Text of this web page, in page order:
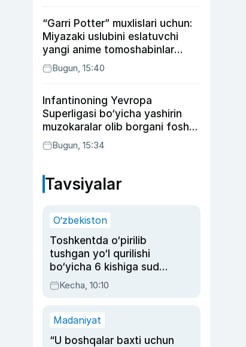
“Garri Potter” muxlislari uchun:
Miyazaki uslubini eslatuvchi
yangi anime tomoshabinlar
e’tiborini qozonmoqda
Bugun, 15:40
Infantinoning Yevropa
Superligasi bo‘yicha yashirin
muzokaralar olib borgani fosh
bo‘ldiBugun, 15:34
Tavsiyalar
O‘zbekiston
Toshkentda o‘pirilib
tushgan yo‘l qurilishi
bo‘yicha 6 kishiga sud
hukmi o‘qildi
Kecha, 10:10
Madaniyat
“U boshqalar baxti uchun